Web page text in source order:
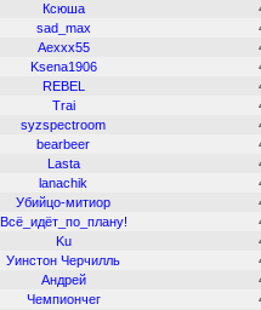
Ксюша
sad_max
Aexxx55
Ksena1906
REBEL
Trai
syzspectroom
bearbeer
Lasta
lanachik
Убийцо-митиор
Всё_идёт_по_плану!
Ku
Уинстон Черчилль
Андрей
Чемпиончег